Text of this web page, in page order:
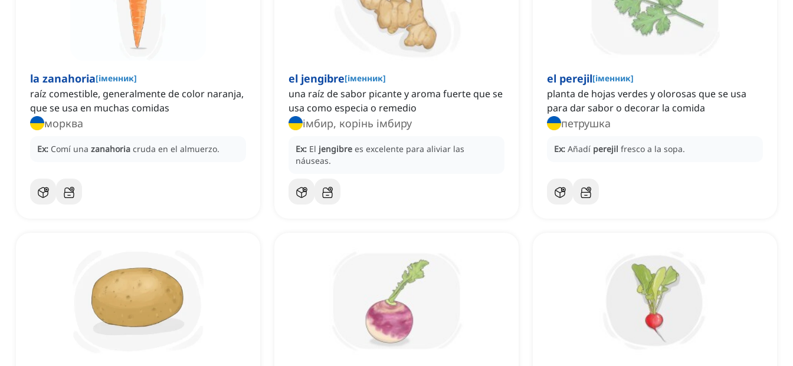
la zanahoria[іменник]
raíz comestible, generalmente de color naranja,
que se usa en muchas comidas
морква
Ex: Comí una zanahoria cruda en el almuerzo.
el jengibre[іменник]
una raíz de sabor picante y aroma fuerte que se
usa como especia o remedio
імбир, корінь імбиру
Ex: El jengibre es excelente para aliviar las
náuseas.
el perejil[іменник]
planta de hojas verdes y olorosas que se usa
para dar sabor o decorar la comida
петрушка
Ex: Añadí perejil fresco a la sopa.